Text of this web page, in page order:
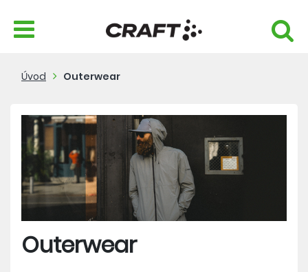
Úvod Outerwear
Outerwear